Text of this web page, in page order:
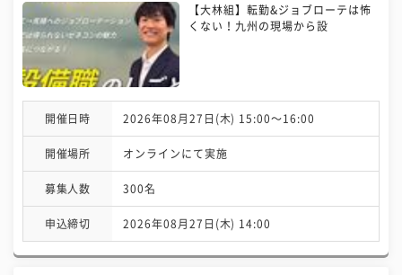
【大林組】転勤&ジョブローテは怖
くない！九州の現場から設
開催日時 2026年08月27日(木) 15:00〜16:00
開催場所 オンラインにて実施
募集人数 300名
申込締切 2026年08月27日(木) 14:00